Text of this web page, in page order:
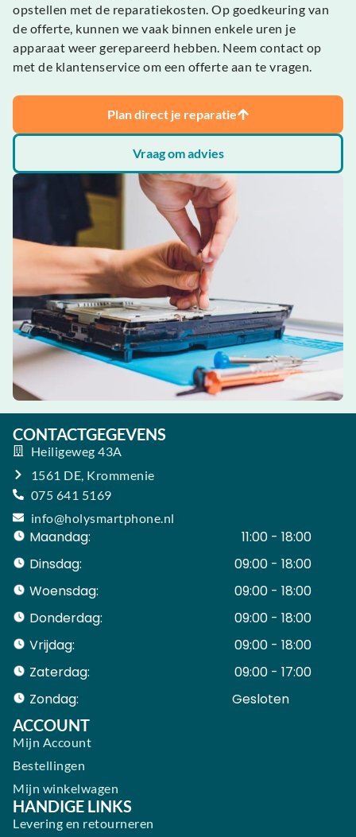
opstellen met de reparatiekosten. Op goedkeuring van
de offerte, kunnen we vaak binnen enkele uren je
apparaat weer gerepareerd hebben. Neem contact op
met de klantenservice om een offerte aan te vragen.
Plan direct je reparatie
Vraag om advies
CONTACTGEGEVENS
Heiligeweg 43A
1561 DE, Krommenie
075 641 5169
info@holysmartphone.nl
Maandag:
11:00 - 18:00
Dinsdag:
09:00 - 18:00
Woensdag:
09:00 - 18:00
Donderdag:
09:00 - 18:00
Vrijdag:
09:00 - 18:00
Zaterdag:
09:00 - 17:00
Zondag:
Gesloten ​ ​ ​ ​ ​ ​ ​
ACCOUNT
Mijn Account
Bestellingen
Mijn winkelwagen
HANDIGE LINKS
Levering en retourneren